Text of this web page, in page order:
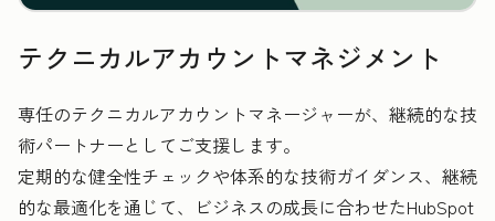
テクニカルアカウントマネジメント
専任のテクニカルアカウントマネージャーが、継続的な技
術パートナーとしてご支援します。
定期的な健全性チェックや体系的な技術ガイダンス、継続
的な最適化を通じて、ビジネスの成長に合わせたHubSpot